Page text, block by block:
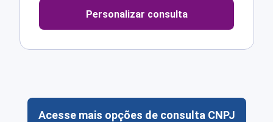
Personalizar consulta
Acesse mais opções de consulta CNPJ